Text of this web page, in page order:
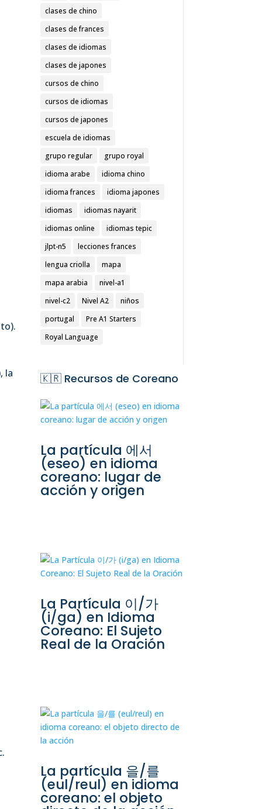
la
clases de chino
clases de frances
clases de idiomas
clases de japones
cursos de chino
cursos de idiomas
cursos de japones
escuela de idiomas
grupo regular
grupo royal
idioma arabe
idioma chino
idioma frances
idioma japones
idiomas
idiomas nayarit
idiomas online
idiomas tepic
jlpt-n5
lecciones frances
lengua criolla
mapa
mapa arabia
nivel-a1
nivel-c2
Nivel A2
niños
portugal
Pre A1 Starters
Royal Language
🇰🇷 Recursos de Coreano
La partícula 에서
(eseo) en idioma
coreano: lugar de
acción y origen
La Partícula 이/가
(i/ga) en Idioma
Coreano: El Sujeto
Real de la Oración
La partícula 을/를
(eul/reul) en idioma
coreano: el objeto